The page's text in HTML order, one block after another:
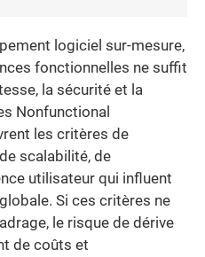
logiciel sur-mesure,
fonctionnelles ne suffit
la sécurité et la
Nonfunctional
les critères de
scalabilité, de
utilisateur qui influent
Si ces critères ne
le risque de dérive
de coûts et